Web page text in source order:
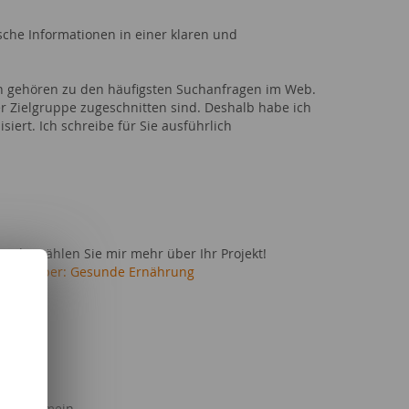
Informationen in einer klaren und
zu den häufigsten Suchanfragen im Web.
zugeschnitten sind. Deshalb habe ich
Ich schreibe für Sie ausführlich
erzählen Sie mir mehr über Ihr Projekt!
Ratgeber: Gesunde Ernährung